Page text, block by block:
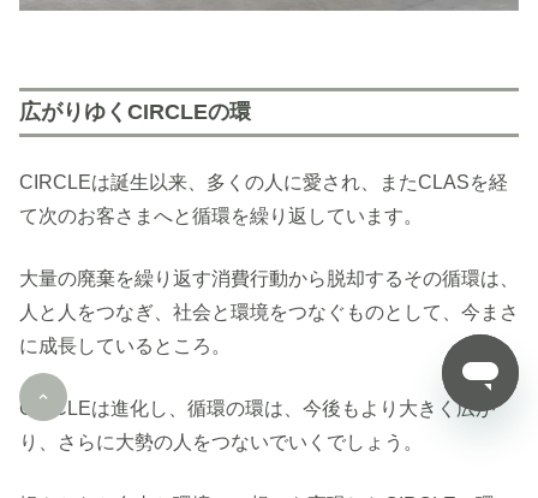
広がりゆくCIRCLEの環
CIRCLEは誕生以来、多くの人に愛され、またCLASを経
て次のお客さまへと循環を繰り返しています。
大量の廃棄を繰り返す消費行動から脱却するその循環は、
人と人をつなぎ、社会と環境をつなぐものとして、今まさ
に成長しているところ。
CIRCLEは進化し、循環の環は、今後もより大きく広が
り、さらに大勢の人をつないでいくでしょう。